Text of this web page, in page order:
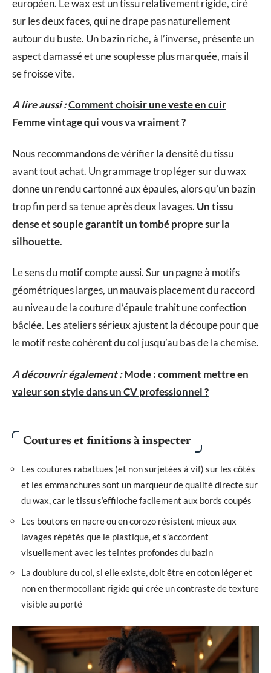
européen. Le wax est un tissu relativement rigide, ciré
sur les deux faces, qui ne drape pas naturellement
autour du buste. Un bazin riche, à l’inverse, présente un
aspect damassé et une souplesse plus marquée, mais il
se froisse vite.
A lire aussi :Comment choisir une veste en cuir
Femme vintage qui vous va vraiment ?
Nous recommandons de vérifier la densité du tissu
avant tout achat. Un grammage trop léger sur du wax
donne un rendu cartonné aux épaules, alors qu’un bazin
trop fin perd sa tenue après deux lavages. Un tissu
dense et souple garantit un tombé propre sur la
silhouette.
Le sens du motif compte aussi. Sur un pagne à motifs
géométriques larges, un mauvais placement du raccord
au niveau de la couture d’épaule trahit une confection
bâclée. Les ateliers sérieux ajustent la découpe pour que
le motif reste cohérent du col jusqu’au bas de la chemise.
A découvrir également :Mode : comment mettre en
valeur son style dans un CV professionnel ?
Coutures et finitions à inspecter
Les coutures rabattues (et non surjetées à vif) sur les côtés
et les emmanchures sont un marqueur de qualité directe sur
du wax, car le tissu s’effiloche facilement aux bords coupés
Les boutons en nacre ou en corozo résistent mieux aux
lavages répétés que le plastique, et s’accordent
visuellement avec les teintes profondes du bazin
La doublure du col, si elle existe, doit être en coton léger et
non en thermocollant rigide qui crée un contraste de texture
visible au porté